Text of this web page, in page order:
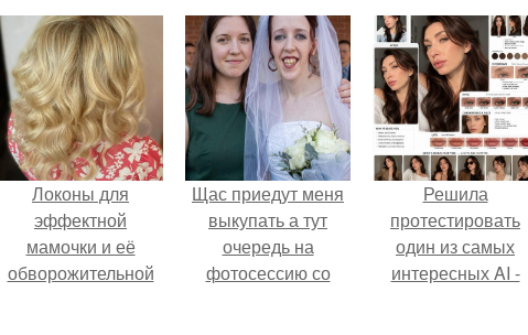
открыта с 1 апреля!
было бы сделать.
Локоны для
эффектной
мамочки и её
обворожительной
Щас приедут меня
выкупать а тут
очередь на
фотосессию со
Решила
протестировать
один из самых
интересных AI -